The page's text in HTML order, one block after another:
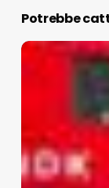
Potrebbe